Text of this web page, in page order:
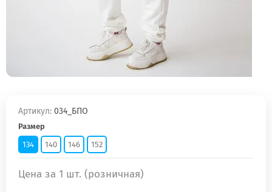
Артикул: 034_БПО
Размер
134
140 146 152
Цена за 1 шт. (розничная)